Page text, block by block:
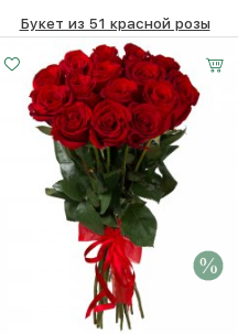
Букет из 51 красной розы
12030 ₽ 10930